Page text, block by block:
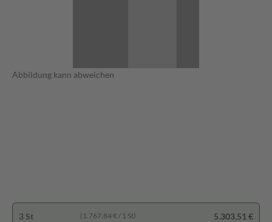
Abbildung kann abweichen
3 St (1.767,84 € / 1 St) 5.303,51 €